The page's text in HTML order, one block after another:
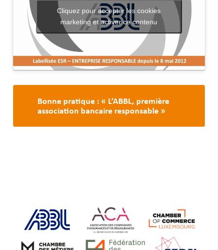
Cliquez pour accepter les cookies
marketing et activer ce contenu
Bonne pratique : « L’ABBL, première
association bancaire responsable »